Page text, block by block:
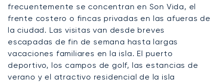
frecuentemente se concentran en Son Vida, el
frente costero o fincas privadas en las afueras de
la ciudad. Las visitas van desde breves
escapadas de fin de semana hasta largas
vacaciones familiares en la isla. El puerto
deportivo, los campos de golf, las estancias de
verano y el atractivo residencial de la isla